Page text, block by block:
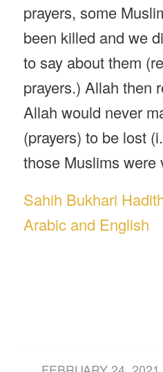
prayers, some
been killed and we
to say about them
prayers.) Allah then
Allah would never
(prayers) to be lost
those Muslims were
Sahih Bukhari
Arabic and English